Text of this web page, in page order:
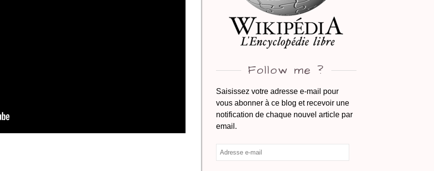
Follow me ?
Saisissez votre adresse e-mail pour
vous abonner à ce blog et recevoir une
notification de chaque nouvel article par
email.